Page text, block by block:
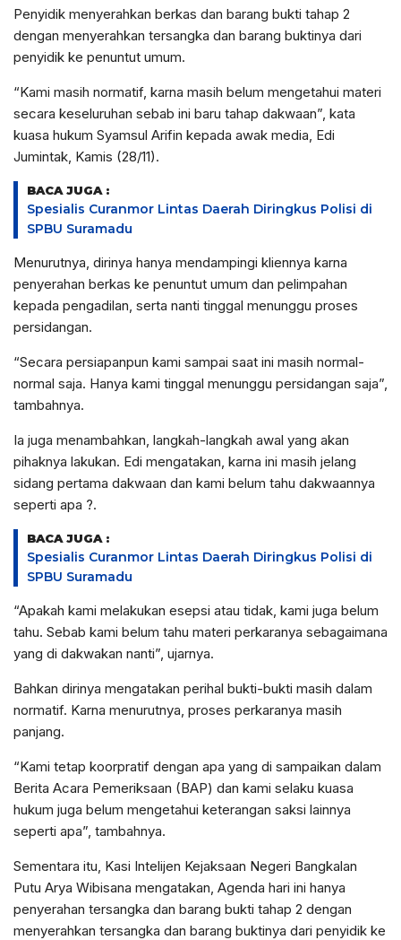
Penyidik menyerahkan berkas dan barang bukti tahap 2
dengan menyerahkan tersangka dan barang buktinya dari
penyidik ke penuntut umum.
“Kami masih normatif, karna masih belum mengetahui materi
secara keseluruhan sebab ini baru tahap dakwaan”, kata
kuasa hukum Syamsul Arifin kepada awak media, Edi
Jumintak, Kamis (28/11).
BACA JUGA :
Spesialis Curanmor Lintas Daerah Diringkus Polisi di
SPBU Suramadu
Menurutnya, dirinya hanya mendampingi kliennya karna
penyerahan berkas ke penuntut umum dan pelimpahan
kepada pengadilan, serta nanti tinggal menunggu proses
persidangan.
“Secara persiapanpun kami sampai saat ini masih normal-
normal saja. Hanya kami tinggal menunggu persidangan saja”,
tambahnya.
Ia juga menambahkan, langkah-langkah awal yang akan
pihaknya lakukan. Edi mengatakan, karna ini masih jelang
sidang pertama dakwaan dan kami belum tahu dakwaannya
seperti apa ?.
BACA JUGA :
Spesialis Curanmor Lintas Daerah Diringkus Polisi di
SPBU Suramadu
“Apakah kami melakukan esepsi atau tidak, kami juga belum
tahu. Sebab kami belum tahu materi perkaranya sebagaimana
yang di dakwakan nanti”, ujarnya.
Bahkan dirinya mengatakan perihal bukti-bukti masih dalam
normatif. Karna menurutnya, proses perkaranya masih
panjang.
“Kami tetap koorpratif dengan apa yang di sampaikan dalam
Berita Acara Pemeriksaan (BAP) dan kami selaku kuasa
hukum juga belum mengetahui keterangan saksi lainnya
seperti apa”, tambahnya.
Sementara itu, Kasi Intelijen Kejaksaan Negeri Bangkalan
Putu Arya Wibisana mengatakan, Agenda hari ini hanya
penyerahan tersangka dan barang bukti tahap 2 dengan
menyerahkan tersangka dan barang buktinya dari penyidik ke